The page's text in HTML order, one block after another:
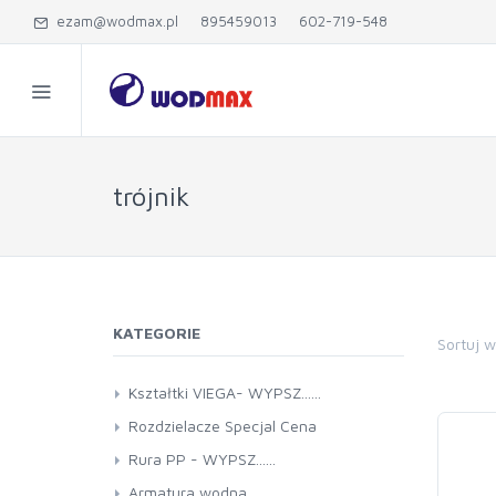
ezam@wodmax.pl 895459013 602-719-548
trójnik
Sortuj
KATEGORIE
Kształtki VIEGA- WYPSZ......
Rozdzielacze Specjal Cena
Rura PP - WYPSZ......
Armatura wodna